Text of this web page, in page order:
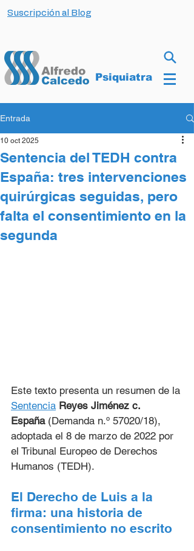
Suscripción al Blog
Psiquiatra
Entrada
Sentencia del TEDH contra
España: tres intervenciones
quirúrgicas seguidas, pero
falta el consentimiento en la
segunda
10 oct 2025
Este texto presenta un resumen de la
Sentencia Reyes Jiménez c.
España (Demanda n.º 57020/18),
adoptada el 8 de marzo de 2022 por
el Tribunal Europeo de Derechos
Humanos (TEDH).
El Derecho de Luis a la
firma: una historia de
consentimiento no escrito